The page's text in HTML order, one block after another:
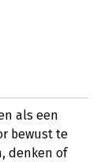
als een
bewust te
denken of